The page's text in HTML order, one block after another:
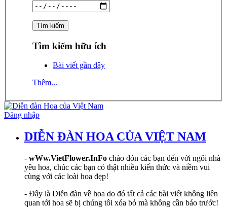
Tìm kiếm hữu ích
Bài viết gần đây
Thêm...
Đăng nhập
DIỄN ĐÀN HOA CỦA VIỆT NAM
- wWw.VietFlower.InFo chào đón các bạn đến với ngôi nhà
yêu hoa, chúc các bạn có thật nhiều kiến thức và niềm vui
cùng với các loài hoa đẹp!
- Đây là Diễn đàn về hoa do đó tất cả các bài viết không liên
quan tới hoa sẽ bị chúng tôi xóa bỏ mà không cần báo trước!